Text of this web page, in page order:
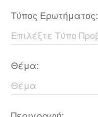
Τύπος Ερωτήματος:
Θέμα: